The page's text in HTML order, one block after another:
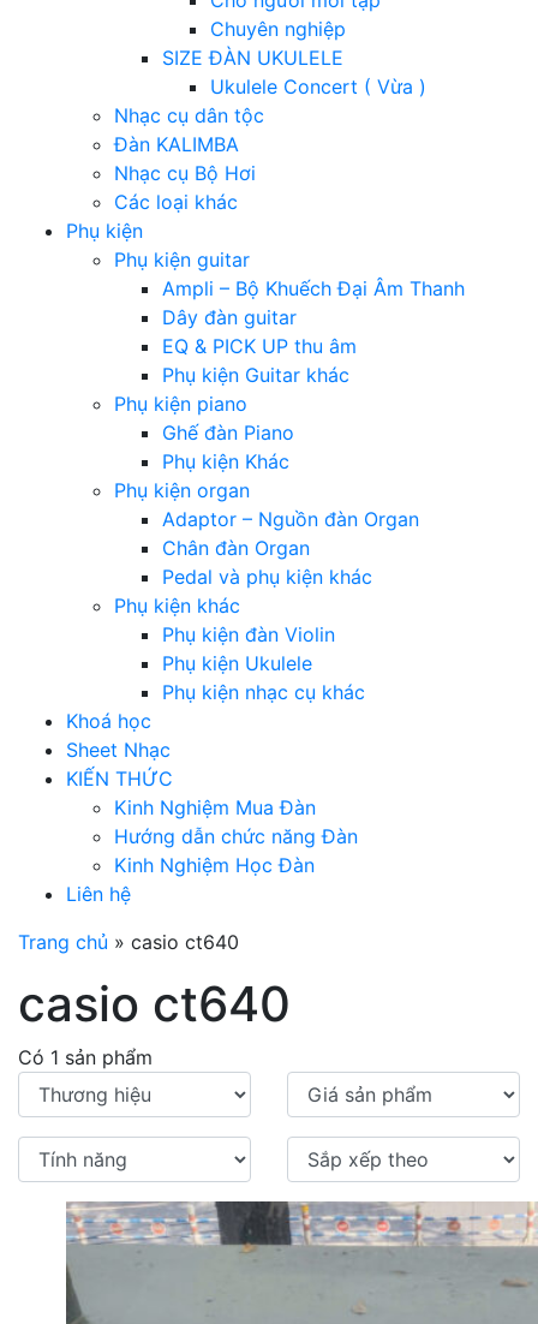
Chuyên nghiệp
SIZE ĐÀN UKULELE
Ukulele Concert ( Vừa )
Nhạc cụ dân tộc
Đàn KALIMBA
Nhạc cụ Bộ Hơi
Các loại khác
Phụ kiện
Phụ kiện guitar
Ampli – Bộ Khuếch Đại Âm Thanh
Dây đàn guitar
EQ & PICK UP thu âm
Phụ kiện Guitar khác
Phụ kiện piano
Ghế đàn Piano
Phụ kiện Khác
Phụ kiện organ
Adaptor – Nguồn đàn Organ
Chân đàn Organ
Pedal và phụ kiện khác
Phụ kiện khác
Phụ kiện đàn Violin
Phụ kiện Ukulele
Phụ kiện nhạc cụ khác
Khoá học
Sheet Nhạc
KIẾN THỨC
Kinh Nghiệm Mua Đàn
Hướng dẫn chức năng Đàn
Kinh Nghiệm Học Đàn
Liên hệ
Trang chủ » casio ct640
casio ct640
Có 1 sản phẩm